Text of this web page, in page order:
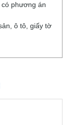
phương án
ô tô, giấy tờ